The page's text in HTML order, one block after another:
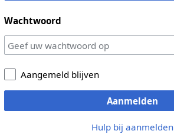
Wachtwoord
Aangemeld blijven
Aanmelden
Hulp bij aanmelden